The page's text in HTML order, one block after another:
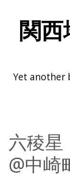
関
Yet another
六稜星
@中崎